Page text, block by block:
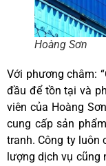
Hoàng Sơn
Với phương châm:
đầu để tồn tại và
viên của Hoàng
cung cấp sản
tranh. Công ty luôn
lượng dịch vụ cũng